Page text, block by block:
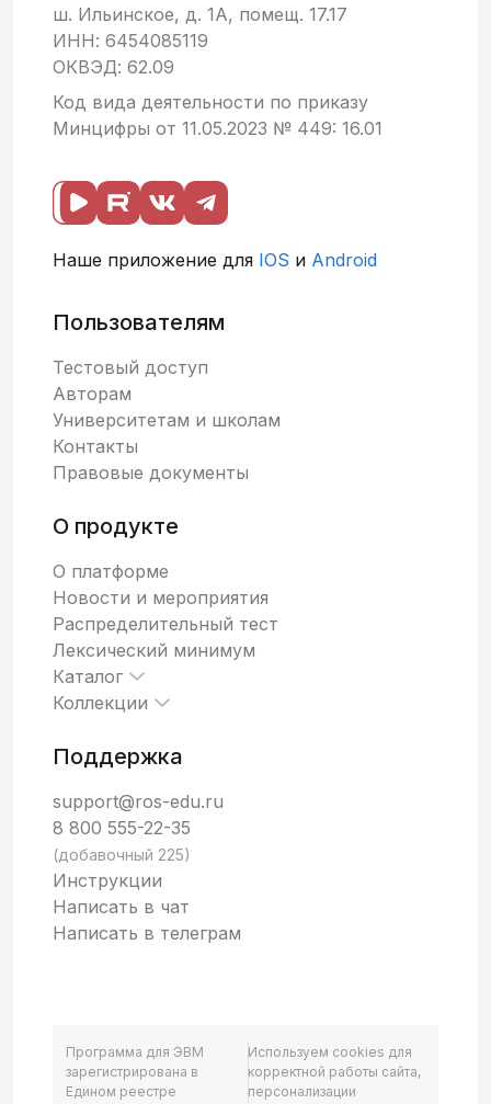
ш. Ильинское, д. 1А, помещ. 17.17
ИНН: 6454085119
ОКВЭД: 62.09
Код вида деятельности по приказу
Минцифры от 11.05.2023 № 449: 16.01
Наше приложение для IOS и Android
Пользователям
Тестовый доступ
Авторам
Университетам и школам
Контакты
Правовые документы
О продукте
О платформе
Новости и мероприятия
Распределительный тест
Лексический минимум
Каталог
Коллекции
Поддержка
support@ros-edu.ru
8 800 555-22-35
(добавочный 225)
Инструкции
Написать в чат
Написать в телеграм
Программа для ЭВМ
зарегистрирована в
Едином реестре
Используем cookies для
корректной работы сайта,
персонализации